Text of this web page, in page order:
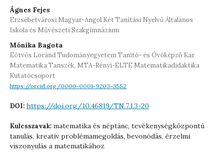
Ágnes Fejes
Erzsébetvárosi Magyar-Angol Két Tanítási Nyelvű Általános
Iskola és Művészeti Szakgimnázium
Mónika Bagota
Eötvös Loránd Tudományegyetem Tanító- és Óvóképző Kar
Matematika Tanszék, MTA-Rényi-ELTE Matematikadidaktika
Kutatócsoport
https://orcid.org/0000-0001-9203-3552
DOI: https://doi.org/10.46819/TN.7.1.3-20
Kulcsszavak: matematika és néptánc, tevékenységközpontú
tanulás, kreatív problémamegoldás, bevonódás, érzelmi
viszonyulás a matematikához